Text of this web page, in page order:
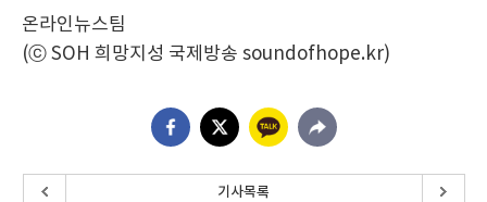
온라인뉴스팀
(ⓒ SOH 희망지성 국제방송 soundofhope.kr)
기사목록